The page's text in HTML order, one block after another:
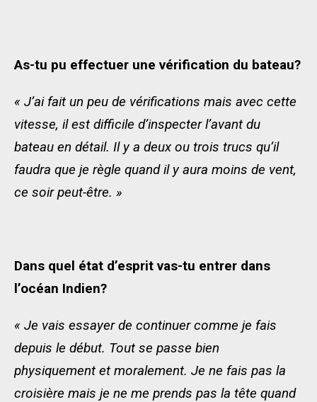
As-tu pu effectuer une vérification du bateau?
« J’ai fait un peu de vérifications mais avec cette
vitesse, il est difficile d’inspecter l’avant du
bateau en détail. Il y a deux ou trois trucs qu’il
faudra que je règle quand il y aura moins de vent,
ce soir peut-être. »
Dans quel état d’esprit vas-tu entrer dans
l’océan Indien?
« Je vais essayer de continuer comme je fais
depuis le début. Tout se passe bien
physiquement et moralement. Je ne fais pas la
croisière mais je ne me prends pas la tête quand